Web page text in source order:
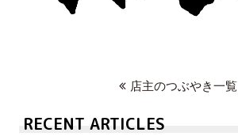
店主のつぶやき一覧
RECENT ARTICLES